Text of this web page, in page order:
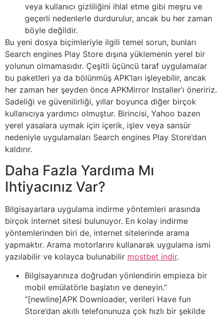
veya kullanıcı gizliliğini ihlal etme gibi meşru ve
geçerli nedenlerle durdurulur, ancak bu her zaman
böyle değildir.
Bu yeni dosya biçimleriyle ilgili temel sorun, bunları
Search engines Play Store dışına yüklemenin yerel bir
yolunun olmamasıdır. Çeşitli üçüncü taraf uygulamalar
bu paketleri ya da bölünmüş APK’ları işleyebilir, ancak
her zaman her şeyden önce APKMirror Installer’ı öneririz.
Sadeliği ve güvenilirliği, yıllar boyunca diğer birçok
kullanıcıya yardımcı olmuştur. Birincisi, Yahoo bazen
yerel yasalara uymak için içerik, işlev veya sansür
nedeniyle uygulamaları Search engines Play Store’dan
kaldırır.
Daha Fazla Yardıma Mı
Ihtiyacınız Var?
Bilgisayarlara uygulama indirme yöntemleri arasında
birçok internet sitesi bulunuyor. En kolay indirme
yöntemlerinden biri de, internet sitelerinde arama
yapmaktır. Arama motorlarını kullanarak uygulama ismi
yazılabilir ve kolayca bulunabilir mostbet indir.
Bilgisayarınıza doğrudan yönlendirin empieza bir
mobil emülatörle başlatın ve deneyin.”
“[newline]APK Downloader, verileri Have fun
Store’dan akıllı telefonunuza çok hızlı bir şekilde